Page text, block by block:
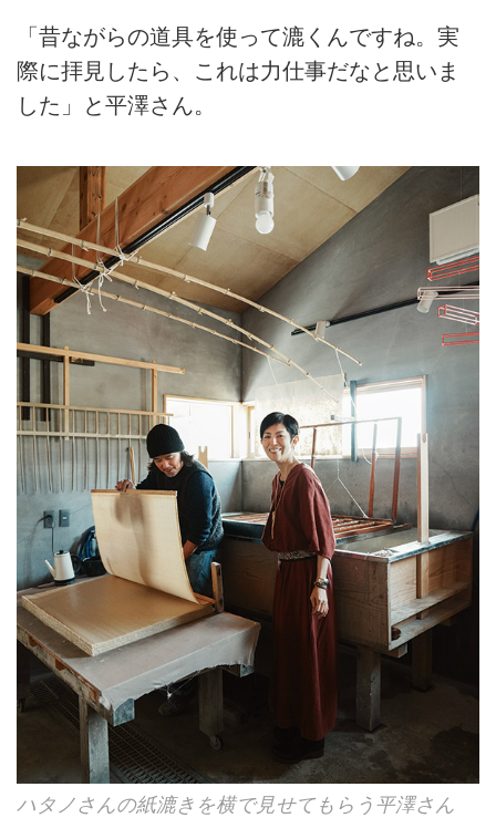
「昔ながらの道具を使って漉くんですね。実
際に拝見したら、これは力仕事だなと思いま
した」と平澤さん。
ハタノさんの紙漉きを横で見せてもらう平澤さん